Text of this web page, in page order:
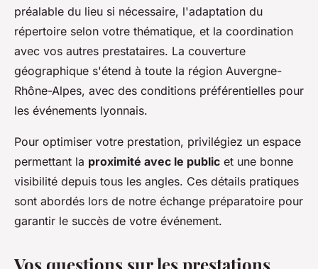
préalable du lieu si nécessaire, l'adaptation du
répertoire selon votre thématique, et la coordination
avec vos autres prestataires. La couverture
géographique s'étend à toute la région Auvergne-
Rhône-Alpes, avec des conditions préférentielles pour
les événements lyonnais.
Pour optimiser votre prestation, privilégiez un espace
permettant la proximité avec le public et une bonne
visibilité depuis tous les angles. Ces détails pratiques
sont abordés lors de notre échange préparatoire pour
garantir le succès de votre événement.
Vos questions sur les prestations